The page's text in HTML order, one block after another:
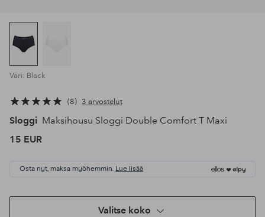
Väri: Black
8 3 arvostelut
Sloggi Maksihousu Sloggi Double Comfort T Maxi
15 EUR
Osta nyt, maksa myöhemmin. Lue lisää
Valitse koko